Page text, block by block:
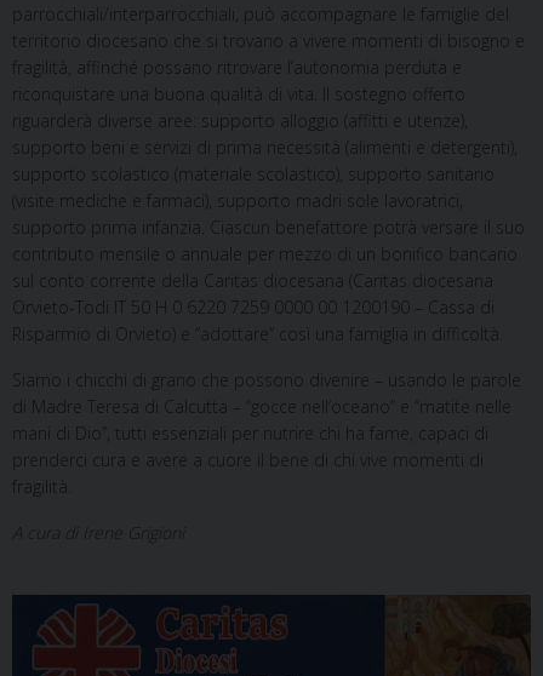
parrocchiali/interparrocchiali, può accompagnare le famiglie del
territorio diocesano che si trovano a vivere momenti di bisogno e
fragilità, affinché possano ritrovare l’autonomia perduta e
riconquistare una buona qualità di vita. Il sostegno offerto
riguarderà diverse aree: supporto alloggio (affitti e utenze),
supporto beni e servizi di prima necessità (alimenti e detergenti),
supporto scolastico (materiale scolastico), supporto sanitario
(visite mediche e farmaci), supporto madri sole lavoratrici,
supporto prima infanzia. Ciascun benefattore potrà versare il suo
contributo mensile o annuale per mezzo di un bonifico bancario
sul conto corrente della Caritas diocesana (Caritas diocesana
Orvieto-Todi IT 50 H 0 6220 7259 0000 00 1200190 – Cassa di
Risparmio di Orvieto) e “adottare” così una famiglia in difficoltà.
Siamo i chicchi di grano che possono divenire – usando le parole
di Madre Teresa di Calcutta – “gocce nell’oceano” e “matite nelle
mani di Dio”, tutti essenziali per nutrire chi ha fame, capaci di
prenderci cura e avere a cuore il bene di chi vive momenti di
fragilità.
A cura di Irene Grigioni